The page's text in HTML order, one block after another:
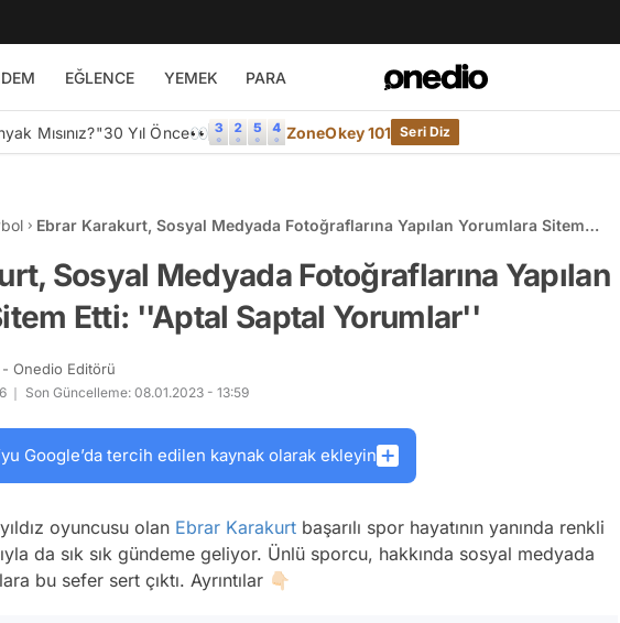
EĞLENCE YEMEK PARA
Mısınız?"30 Yıl Önce👀 ZoneOkey 101 Seri Diz
Ebrar Karakurt, Sosyal Medyada Fotoğraflarına Yapılan Yorumlara Sitem
Sosyal Medyada Fotoğraflarına Yapılan
Etti: ''Aptal Saptal Yorumlar''
- Onedio Editörü
Son Güncelleme: 08.01.2023 - 13:59
Google’da tercih edilen kaynak olarak ekleyin
oyuncusu olan Ebrar Karakurt başarılı spor hayatının yanında renkli
da sık sık gündeme geliyor. Ünlü sporcu, hakkında sosyal medyada
bu sefer sert çıktı. Ayrıntılar 👇🏻